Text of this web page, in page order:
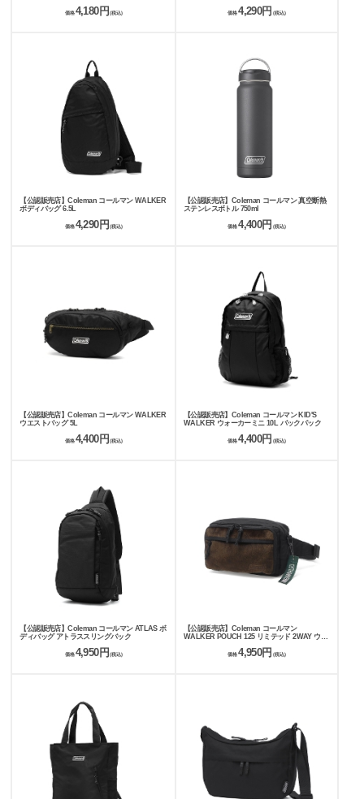
価格 4,180円(税込) 価格4,290円 (税込)
【公認販売店】Coleman コールマン WALKER
ボディバッグ 6.5L
価格 4,290円 (税込)
【公認販売店】Coleman コールマン 真空断熱
ステンレスボトル 750ml
価格4,400円 (税込)
【公認販売店】Coleman コールマン WALKER
ウエストバッグ 5L
価格 4,400円(税込)
【公認販売店】Coleman コールマン KID'S
WALKER ウォーカーミニ 10L バックパック
価格4,400円 (税込)
【公認販売店】Coleman コールマン ATLAS ボ
ディバッグ アトラススリングバック
価格 4,950円 (税込)
【公認販売店】Coleman コールマン
WALKER POUCH 125 リミテッド 2WAY ウエ
価格4,950円 (税込)